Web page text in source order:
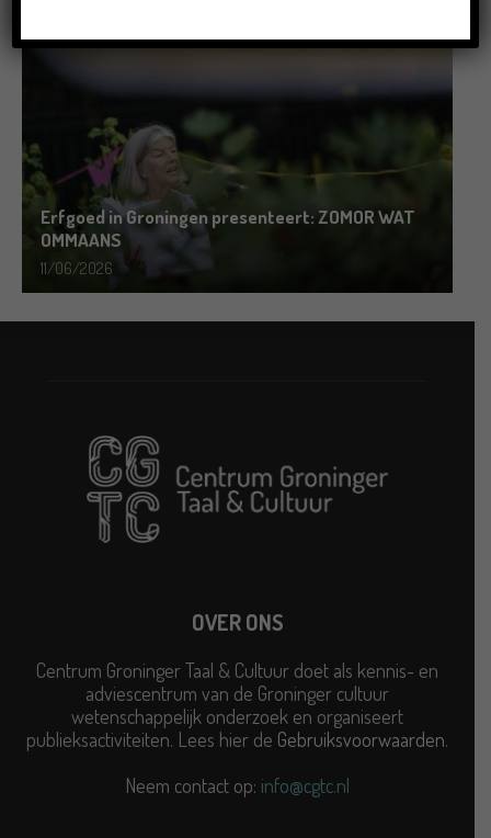
Erfgoed in Groningen presenteert: ZOMOR WAT
OMMAANS
11/06/2026
OVER ONS
Centrum Groninger Taal & Cultuur doet als kennis- en
adviescentrum van de Groninger cultuur
wetenschappelijk onderzoek en organiseert
publieksactiviteiten. Lees hier de Gebruiksvoorwaarden.
Neem contact op: info@cgtc.nl